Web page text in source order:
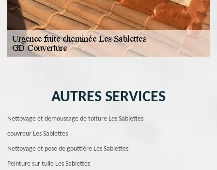
AUTRES SERVICES
Nettoyage et demoussage de toiture Les Sablettes
couvreur Les Sablettes
Nettoyage et pose de gouttière Les Sablettes
Peinture sur tuile Les Sablettes